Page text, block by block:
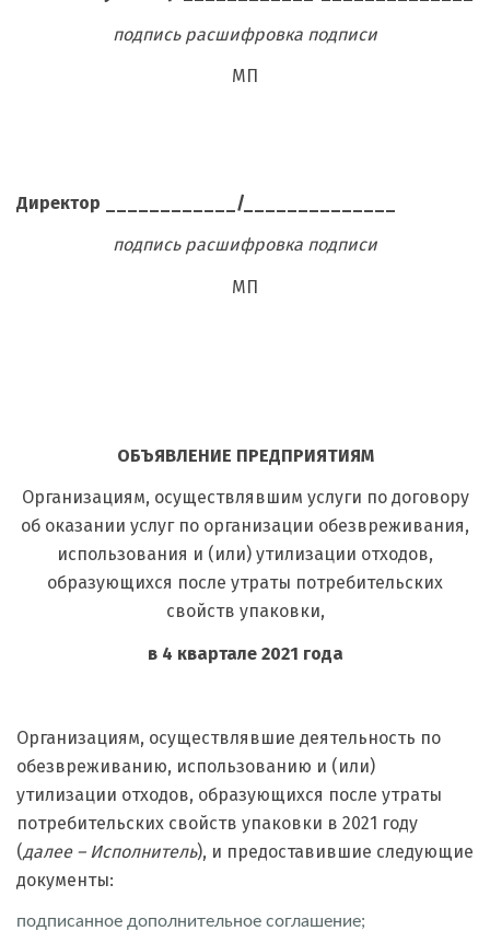
подпись расшифровка подписи
МП
Директор ____________/______________
подпись расшифровка подписи
МП
ОБЪЯВЛЕНИЕ ПРЕДПРИЯТИЯМ
Организациям, осуществлявшим услуги по договору
об оказании услуг по организации обезвреживания,
использования и (или) утилизации отходов,
образующихся после утраты потребительских
свойств упаковки,
в 4 квартале 2021 года
Организациям, осуществлявшие деятельность по
обезвреживанию, использованию и (или)
утилизации отходов, образующихся после утраты
потребительских свойств упаковки в 2021 году
(далее – Исполнитель), и предоставившие следующие
документы:
подписанное дополнительное соглашение;